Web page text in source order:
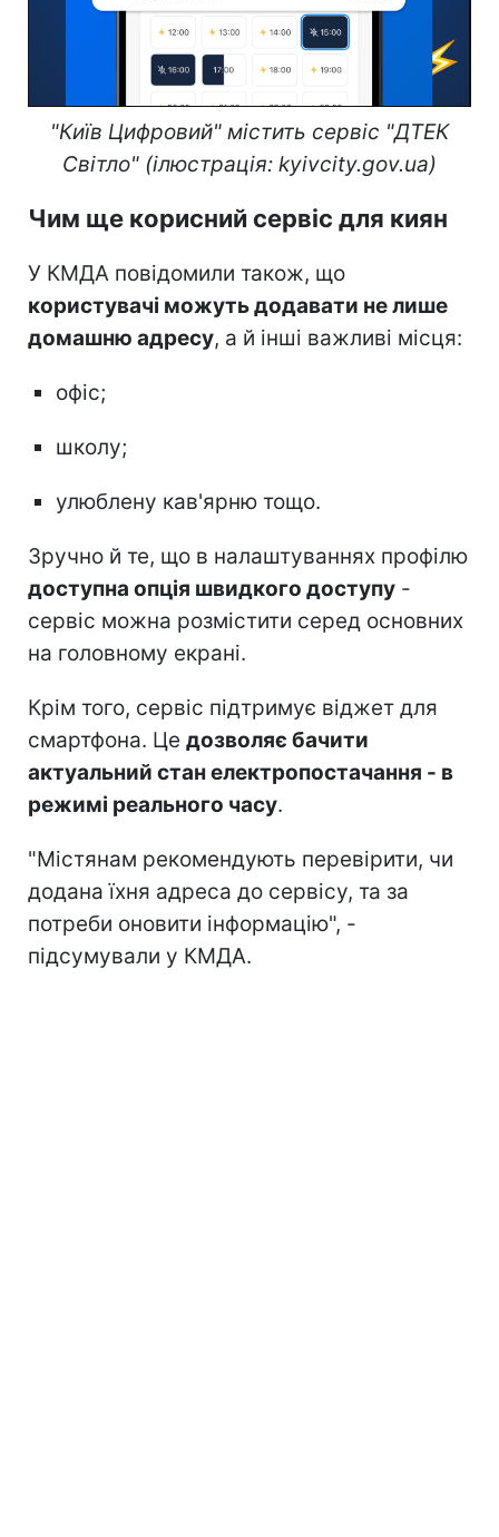
"Київ Цифровий" містить сервіс "ДТЕК
Світло" (ілюстрація: kyivcity.gov.ua)
Чим ще корисний сервіс для киян
У КМДА повідомили також, що
користувачі можуть додавати не лише
домашню адресу, а й інші важливі місця:
офіс;
школу;
улюблену кав'ярню тощо.
Зручно й те, що в налаштуваннях профілю
доступна опція швидкого доступу -
сервіс можна розмістити серед основних
на головному екрані.
Крім того, сервіс підтримує віджет для
смартфона. Це дозволяє бачити
актуальний стан електропостачання - в
режимі реального часу.
"Містянам рекомендують перевірити, чи
додана їхня адреса до сервісу, та за
потреби оновити інформацію", -
підсумували у КМДА.